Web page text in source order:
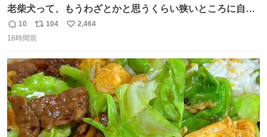
老柴犬って、もうわざとかと思うくらい狭いところに自ら
はまりにいくじゃないですか？ 今朝ガーデニングしてる飼
い主の間にはまってきて、最高に可愛かった♥️
返
信
10
リ
ポ
ト
数
104
い
数
2,464
16時間前